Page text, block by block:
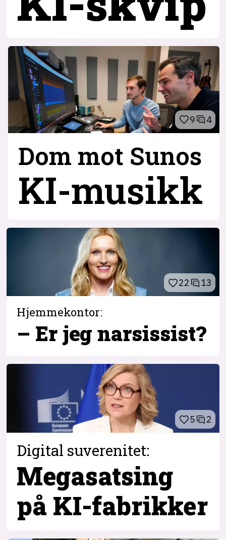
9 4
Dom mot Sunos
KI-musikk
22 13
Hjemmekontor:
– Er jeg narsissist?
5 2
Digital suverenitet:
Megasatsing
på KI-fabrikker